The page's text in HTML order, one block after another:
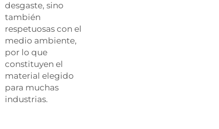
desgaste, sino
también
respetuosas con el
medio ambiente,
por lo que
constituyen el
material elegido
para muchas
industrias.